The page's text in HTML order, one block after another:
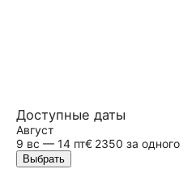
Доступные даты
Август
9 вс — 14 пт€ 2350 за одного
Выбрать